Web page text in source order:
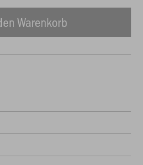
Warenkorb